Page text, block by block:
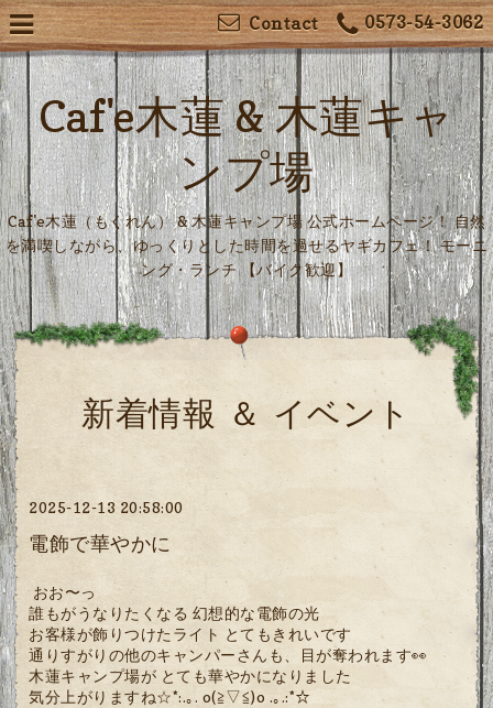
0573-54-3062
Contact
Caf'e木蓮 & 木蓮キャ
ンプ場
Caf'e木蓮（もくれん） & 木蓮キャンプ場 公式ホームページ！ 自然
を満喫しながら、ゆっくりとした時間を過せるヤギカフェ！ モーニ
ング・ランチ 【バイク歓迎】
新着情報 ＆ イベント
2025-12-13 20:58:00
電飾で華やかに
おお〜っ
誰もがうなりたくなる 幻想的な電飾の光
お客様が飾りつけたライト とてもきれいです
通りすがりの他のキャンパーさんも、目が奪われます👀
木蓮キャンプ場が とても華やかになりました
気分上がりますね☆*:.｡. o(≧▽≦)o .｡.:*☆